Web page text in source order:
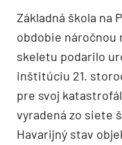
Základná škola na
obdobie
skeletu podarilo
inštitúciu 21.
pre svoj
vyradená zo siete
Havarijný stav